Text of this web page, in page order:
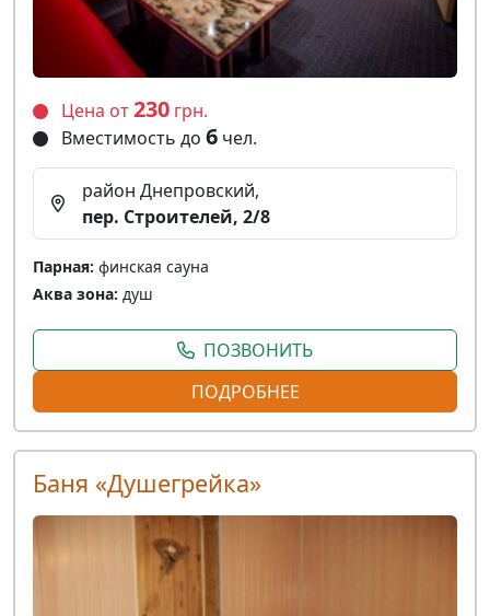
Цена от230 грн.
Вместимость до 6 чел.
район Днепровский,
пер. Строителей, 2/8
Парная: финская сауна
Аква зона: душ
ПОЗВОНИТЬ
ПОДРОБНЕЕ
Баня «Душегрейка»